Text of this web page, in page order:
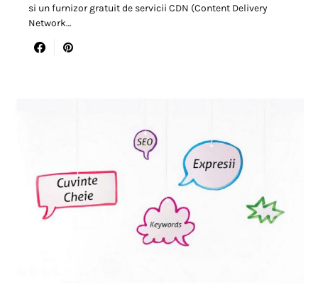
si un furnizor gratuit de servicii CDN (Content Delivery
Network…